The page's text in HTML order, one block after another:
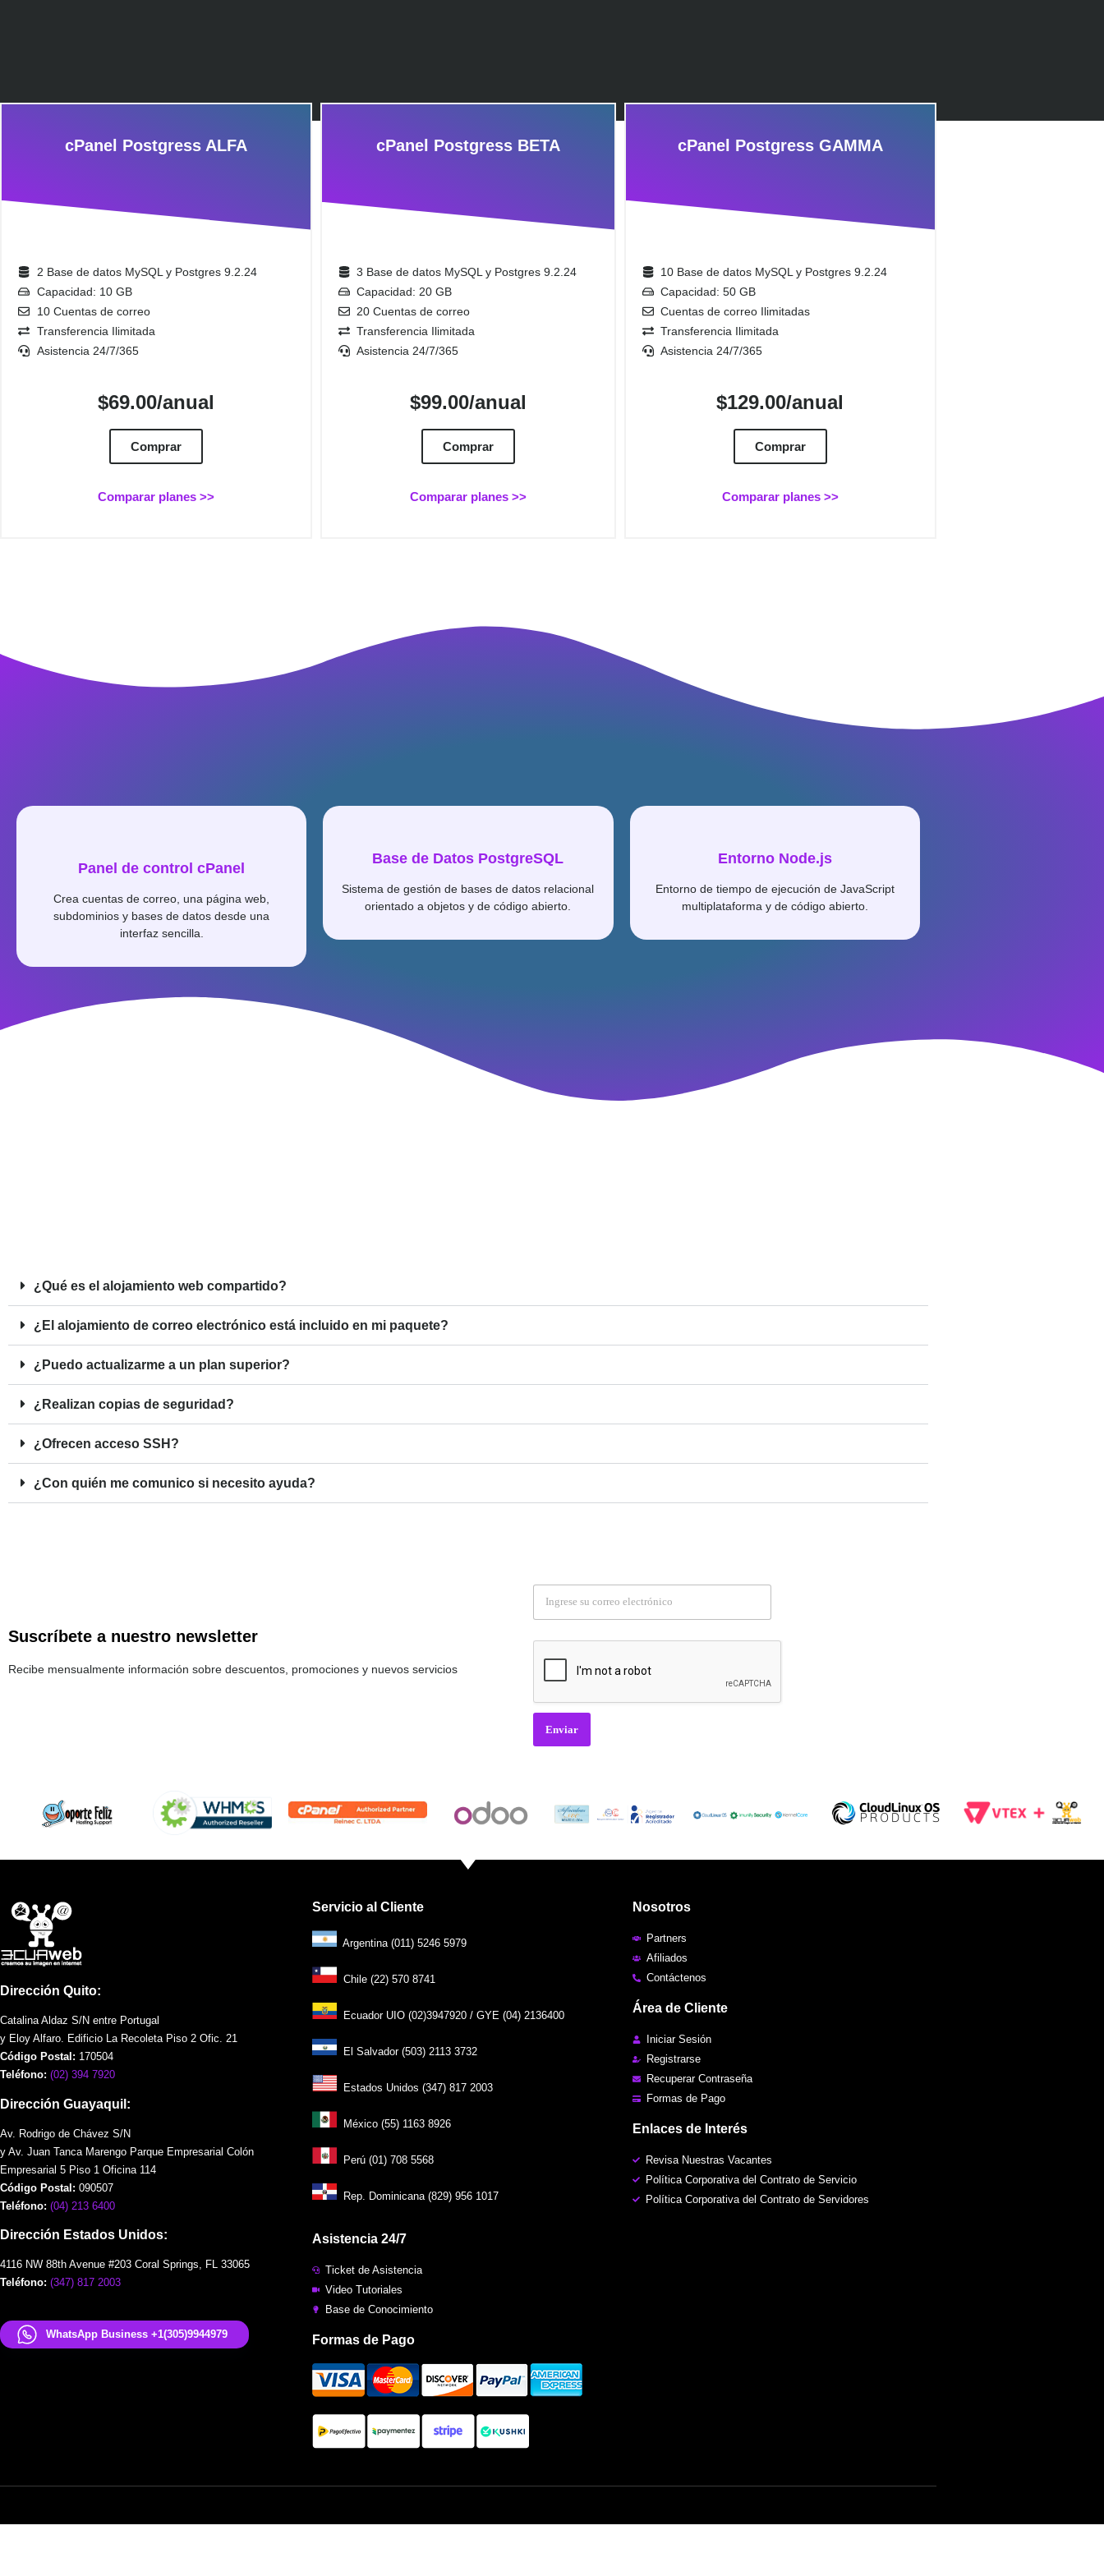
cPanel Postgress ALFA
2 Base de datos MySQL y Postgres 9.2.24
Capacidad: 10 GB
10 Cuentas de correo
Transferencia Ilimitada
Asistencia 24/7/365
$69.00/anual
Comprar
Comparar planes >>
cPanel Postgress BETA
3 Base de datos MySQL y Postgres 9.2.24
Capacidad: 20 GB
20 Cuentas de correo
Transferencia Ilimitada
Asistencia 24/7/365
$99.00/anual
Comprar
Comparar planes >>
cPanel Postgress GAMMA
10 Base de datos MySQL y Postgres 9.2.24
Capacidad: 50 GB
Cuentas de correo Ilimitadas
Transferencia Ilimitada
Asistencia 24/7/365
$129.00/anual
Comprar
Comparar planes >>
Panel de control cPanel
Crea cuentas de correo, una página web,
subdominios y bases de datos desde una
interfaz sencilla.
Base de Datos PostgreSQL
Sistema de gestión de bases de datos relacional
orientado a objetos y de código abierto.
Entorno Node.js
Entorno de tiempo de ejecución de JavaScript
multiplataforma y de código abierto.
¿Qué es el alojamiento web compartido?
¿El alojamiento de correo electrónico está incluido en mi paquete?
¿Puedo actualizarme a un plan superior?
¿Realizan copias de seguridad?
¿Ofrecen acceso SSH?
¿Con quién me comunico si necesito ayuda?
Suscríbete a nuestro newsletter
Recibe mensualmente información sobre descuentos, promociones y nuevos servicios
E
a
i
Enviar
Dirección Quito:
Catalina Aldaz S/N entre Portugal
y Eloy Alfaro. Edificio La Recoleta Piso 2 Ofic. 21
Código Postal: 170504
Teléfono: (02) 394 7920
Dirección Guayaquil:
Av. Rodrigo de Chávez S/N
y Av. Juan Tanca Marengo Parque Empresarial Colón
Empresarial 5 Piso 1 Oficina 114
Código Postal: 090507
Teléfono: (04) 213 6400
Dirección Estados Unidos:
4116 NW 88th Avenue #203 Coral Springs, FL 33065
Teléfono: (347) 817 2003
WhatsApp Business +1(305)9944979
Servicio al Cliente
Argentina (011) 5246 5979
Chile (22) 570 8741
Ecuador UIO (02)3947920 / GYE (04) 2136400
El Salvador (503) 2113 3732
Estados Unidos (347) 817 2003
México (55) 1163 8926
Perú (01) 708 5568
Rep. Dominicana (829) 956 1017
Asistencia 24/7
Ticket de Asistencia
Video Tutoriales
Base de Conocimiento
Formas de Pago
Nosotros
Partners
Afiliados
Contáctenos
Área de Cliente
Iniciar Sesión
Registrarse
Recuperar Contraseña
Formas de Pago
Enlaces de Interés
Revisa Nuestras Vacantes
Política Corporativa del Contrato de Servicio
Política Corporativa del Contrato de Servidores